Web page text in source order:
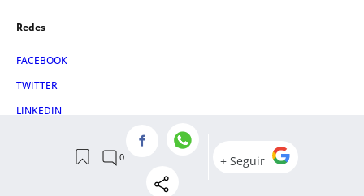
Redes
FACEBOOK
TWITTER
LINKEDIN
© 2026 Crónica Global Media, SL